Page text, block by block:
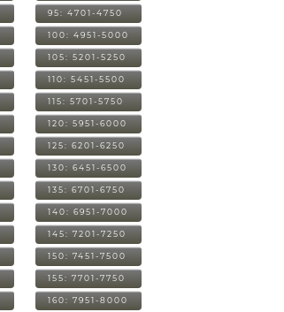
95: 4701-4750
100: 4951-5000
105: 5201-5250
110: 5451-5500
115: 5701-5750
120: 5951-6000
125: 6201-6250
130: 6451-6500
135: 6701-6750
140: 6951-7000
145: 7201-7250
150: 7451-7500
155: 7701-7750
160: 7951-8000